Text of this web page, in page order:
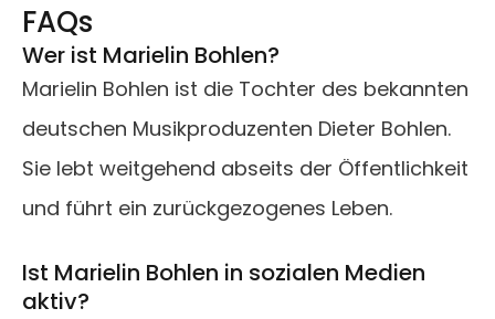
FAQs
Wer ist Marielin Bohlen?
Marielin Bohlen ist die Tochter des bekannten
deutschen Musikproduzenten Dieter Bohlen.
Sie lebt weitgehend abseits der Öffentlichkeit
und führt ein zurückgezogenes Leben.
Ist Marielin Bohlen in sozialen Medien
aktiv?